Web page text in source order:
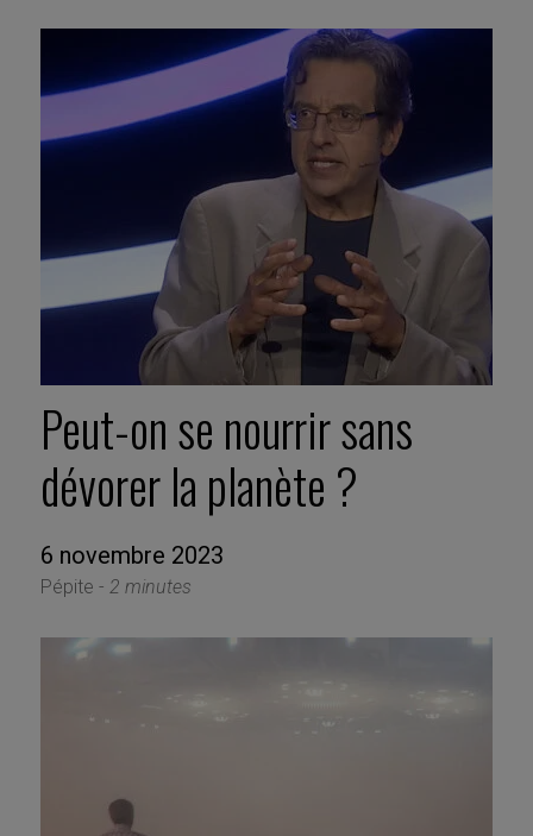
Peut-on se nourrir sans
dévorer la planète ?
6 novembre 2023
Pépite - 2 minutes